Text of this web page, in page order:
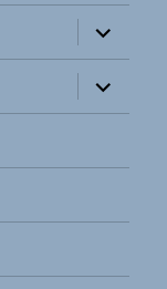
öffnen
öffnen